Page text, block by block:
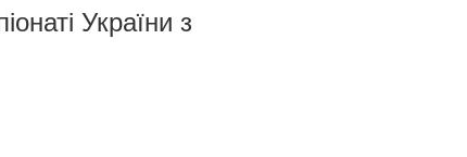
України з